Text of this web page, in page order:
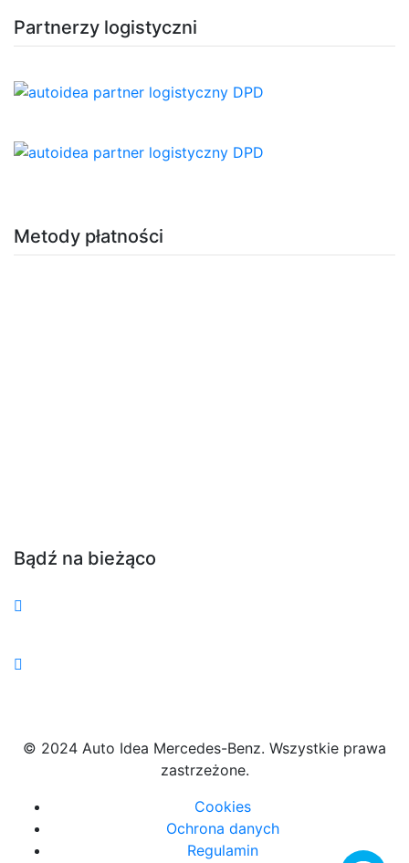
Partnerzy logistyczni
Metody płatności
Bądź na bieżąco
© 2024 Auto Idea Mercedes-Benz. Wszystkie prawa
zastrzeżone.
Cookies
Ochrona danych
Regulamin